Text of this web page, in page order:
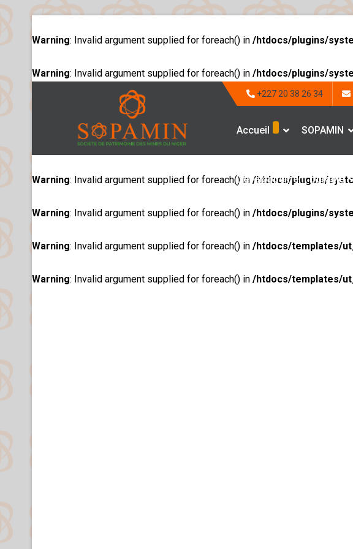
Warning: Invalid argument supplied for foreach() in /htdocs/plugins/
Warning: Invalid argument supplied for foreach() in /htdocs/plugins/
+227 20 38 26 34
Accueil SOPAMIN
Développement Durable
Warning: Invalid argument supplied for foreach() in /htdocs/plugins/
Warning: Invalid argument supplied for foreach() in /htdocs/plugins/
Warning: Invalid argument supplied for foreach() in /htdocs/templates/
Warning: Invalid argument supplied for foreach() in /htdocs/templates/